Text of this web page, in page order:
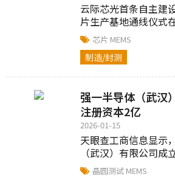
云际芯光首条自主建
片生产基地通线仪式
镇定家湾片区盛大举行
芯片 MEMS
制造/封测
强一半导体（武汉
注册资本2亿
2026-01-15
天眼查工商信息显示
（武汉）有限公司
明，注册资本2亿人民
晶圆测试 MEMS